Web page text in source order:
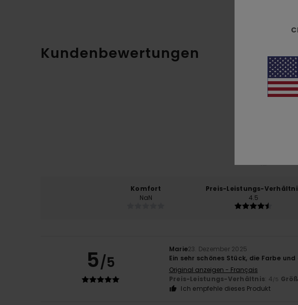
Kundenbewertungen
Komfort
NaN
Preis-Leistungs-
4.5
5/5
Marie23. Dezember 2025
Ein sehr schönes Stück, die Farbe
Original anzeigen - Français
Preis-Leistungs-Verhältnis: 4/5
Ich empfehle dieses Produkt